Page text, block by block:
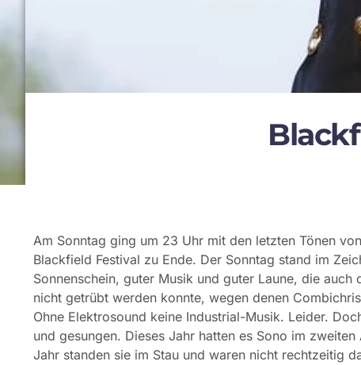
Am Sonntag ging um 23 Uhr mit den letzten Tönen
Blackfield Festival zu Ende. Der Sonntag stand im
Sonnenschein, guter Musik und guter Laune, die auch
nicht getrübt werden konnte, wegen denen
Ohne Elektrosound keine Industrial-Musik. Leider.
und gesungen. Dieses Jahr hatten es Sono im
Jahr standen sie im Stau und waren nicht rechtzeitig